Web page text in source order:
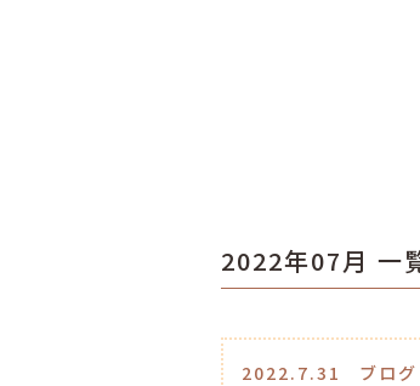
2022年07月 一
2022.7.31 ブログ